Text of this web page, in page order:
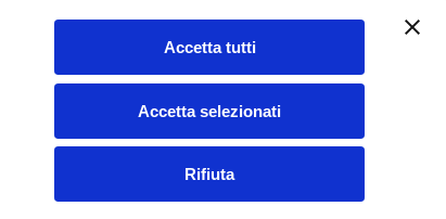
Accetta tutti
Accetta selezionati
Rifiuta